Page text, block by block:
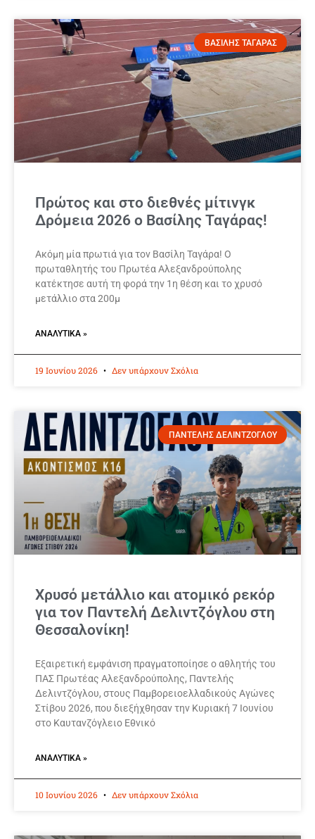
ΒΑΣΙΛΗΣ ΤΑΓΑΡΑΣ
Πρώτος και στο διεθνές μίτινγκ
Δρόμεια 2026 ο Βασίλης Ταγάρας!
Ακόμη μία πρωτιά για τον Βασίλη Ταγάρα! Ο
πρωταθλητής του Πρωτέα Αλεξανδρούπολης
κατέκτησε αυτή τη φορά την 1η θέση και το χρυσό
μετάλλιο στα 200μ
ΑΝΑΛΥΤΙΚΆ »
19 Ιουνίου 2026 Δεν υπάρχουν Σχόλια
ΠΑΝΤΕΛΗΣ ΔΕΛΙΝΤΖΟΓΛΟΥ
Χρυσό μετάλλιο και ατομικό ρεκόρ
για τον Παντελή Δελιντζόγλου στη
Θεσσαλονίκη!
Εξαιρετική εμφάνιση πραγματοποίησε ο αθλητής του
ΠΑΣ Πρωτέας Αλεξανδρούπολης, Παντελής
Δελιντζόγλου, στους Παμβορειοελλαδικούς Αγώνες
Στίβου 2026, που διεξήχθησαν την Κυριακή 7 Ιουνίου
στο Καυτανζόγλειο Εθνικό
ΑΝΑΛΥΤΙΚΆ »
10 Ιουνίου 2026 Δεν υπάρχουν Σχόλια